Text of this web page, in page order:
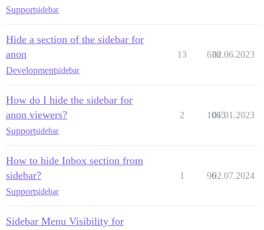
Supportsidebar
Hide a section of the sidebar for
anon
Developmentsidebar
13 638
02.06.2023
How do I hide the sidebar for
anon viewers?
Supportsidebar
2 1065
01.01.2023
How to hide Inbox section from
sidebar?
Supportsidebar
1 9602.07.2024
Sidebar Menu Visibility for